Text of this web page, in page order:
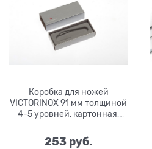
Коробка для ножей
VICTORINOX 91 мм толщиной
4-5 уровней, картонная,
253 руб.